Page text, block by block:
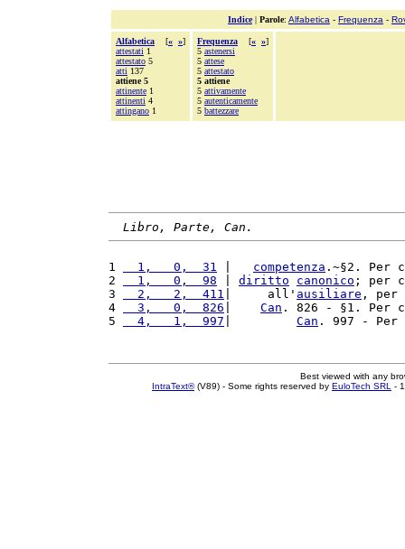
Indice| Parole: Alfabetica - Frequenza -
Alfabetica [« »]
attestati 1
attestato 5
atti 137
attiene 5
attinente 1
attinenti 4
attingano 1
Frequenza [« »]
5 astenersi
5 attese
5 attestato
5 attiene
5 attivamente
5 autenticamente
5 battezzare
Libro, Parte, Can.
1
  1,   0,  31
competenza .~§2. Per
2
  1,   0,  98
diritto canonico ; per
3
  2,   2,  411
|     all' ausiliare , per
4
  3,   0,  826
Can . 826 - §1. Per
5
  4,   1,  997
Can . 997 - Per
Best viewed with any
IntraText®(V89) - Some rights reserved by EuloTech SRL -